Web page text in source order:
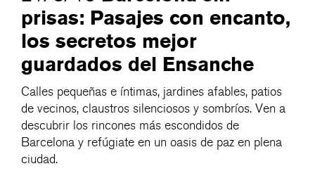
prisas: Pasajes con encanto,
los secretos mejor
guardados del Ensanche
Calles pequeñas e íntimas, jardines afables, patios
de vecinos, claustros silenciosos y sombríos. Ven a
descubrir los rincones más escondidos de
Barcelona y refúgiate en un oasis de paz en plena
ciudad.